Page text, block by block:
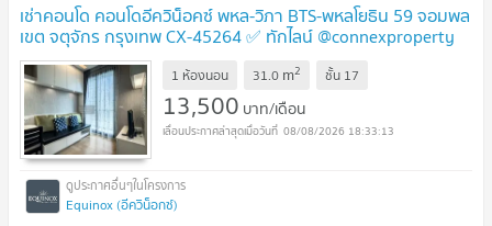
เช่าคอนโด คอนโดอีควิน็อคซ์ พหล-วิภา BTS-พหลโยธิน 59 จอมพล
เขต จตุจักร กรุงเทพ CX-45264 ✅ ทักไลน์ @connexproperty
ตอบทันที ทีมงานมืออาชีพ ✅
1 ห้องนอน 31.0 m2 ชั้น 17
13,500 บาท/เดือน
08/08/2026 18:33:13
Equinox (อีควิน็อกซ์)